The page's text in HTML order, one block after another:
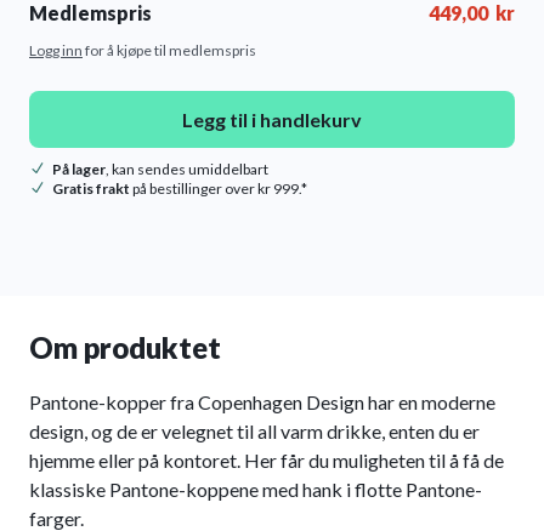
Medlemspris 449,00 kr
Logg inn for å kjøpe til medlemspris
Legg til i handlekurv
På lager, kan sendes umiddelbart
Gratis frakt på bestillinger over kr 999.*
Om produktet
Pantone-kopper fra Copenhagen Design har en moderne
design, og de er velegnet til all varm drikke, enten du er
hjemme eller på kontoret. Her får du muligheten til å få de
klassiske Pantone-koppene med hank i flotte Pantone-
farger.